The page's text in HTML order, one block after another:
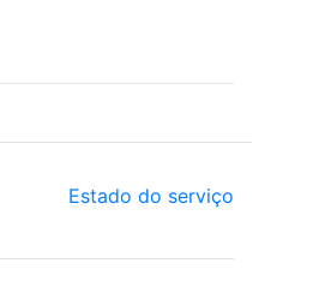
Estado do serviço